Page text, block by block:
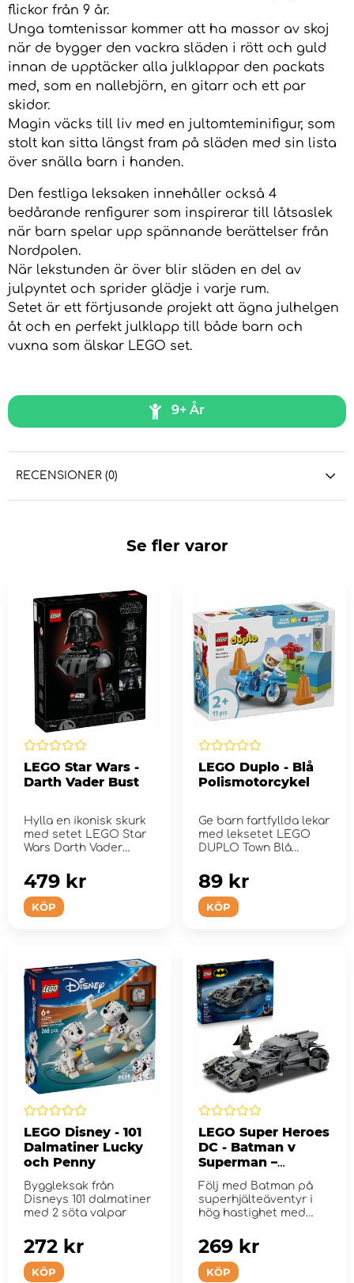
flickor från 9 år.
Unga tomtenissar kommer att ha massor av skoj
när de bygger den vackra släden i rött och guld
innan de upptäcker alla julklappar den packats
med, som en nallebjörn, en gitarr och ett par
skidor.
Magin väcks till liv med en jultomteminifigur, som
stolt kan sitta längst fram på släden med sin lista
över snälla barn i handen.
Den festliga leksaken innehåller också 4
bedårande renfigurer som inspirerar till låtsaslek
när barn spelar upp spännande berättelser från
Nordpolen.
När lekstunden är över blir släden en del av
julpyntet och sprider glädje i varje rum.
Setet är ett förtjusande projekt att ägna julhelgen
åt och en perfekt julklapp till både barn och
vuxna som älskar LEGO set.
9+ År
RECENSIONER (0)
Se fler varor
LEGO Star Wars -
Darth Vader Bust
Hylla en ikonisk skurk
med setet LEGO Star
Wars Darth Vader
KÖP
479 kr
LEGO Duplo - Blå
Polismotorcykel
Ge barn fartfyllda lekar
med leksetet LEGO
DUPLO Town Blå
KÖP
89 kr
LEGO Disney - 101
Dalmatiner Lucky
och Penny
Byggleksak från
Disneys 101 dalmatiner
med 2 söta valpar
KÖP
272 kr
LEGO Super Heroes
DC - Batman v
Superman –
Batmobile
Följ med Batman på
superhjälteäventyr i
hög hastighet med
KÖP
269 kr